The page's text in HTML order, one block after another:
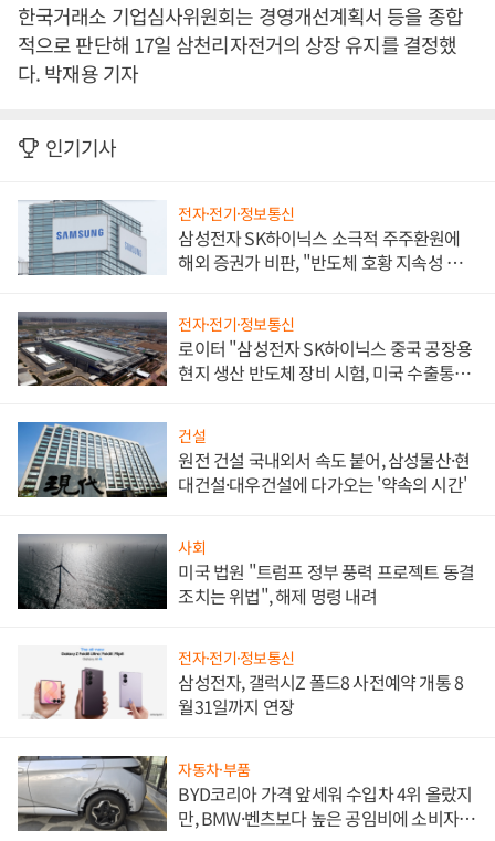
한국거래소 기업심사위원회는 경영개선계획서 등을 종합
적으로 판단해 17일 삼천리자전거의 상장 유지를 결정했
다. 박재용 기자
인기기사
전자·전기·정보통신
삼성전자 SK하이닉스 소극적 주주환원에
해외 증권가 비판, "반도체 호황 지속성 의
전자·전기·정보통신
로이터 "삼성전자 SK하이닉스 중국 공장용
현지 생산 반도체 장비 시험, 미국 수출통제
건설
원전 건설 국내외서 속도 붙어, 삼성물산·현
대건설·대우건설에 다가오는 '약속의 시간'
사회
미국 법원 "트럼프 정부 풍력 프로젝트 동결
조치는 위법", 해제 명령 내려
전자·전기·정보통신
삼성전자, 갤럭시Z 폴드8 사전예약 개통 8
월31일까지 연장
자동차·부품
BYD코리아 가격 앞세워 수입차 4위 올랐지
만, BMW·벤츠보다 높은 공임비에 소비자